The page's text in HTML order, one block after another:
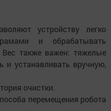
устройству легко
и обрабатывать
Вес также важен: тяжелые
и устанавливать вручную,
очистки.
перемещения робота